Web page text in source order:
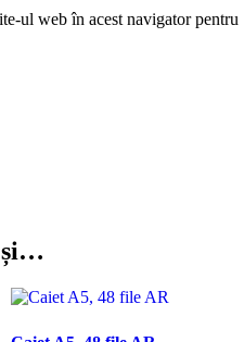
ul web în acest navigator pentru
și…